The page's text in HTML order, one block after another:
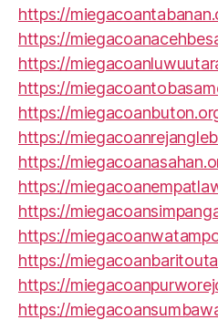
https://
https://
https://
https://
https://
https://
https://
https://
https://
https://
https://
https://
https://